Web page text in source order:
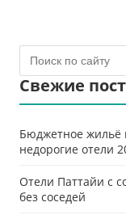
Свежие
Бюджетное жильё
недорогие отели
Отели Паттайи с
без соседей